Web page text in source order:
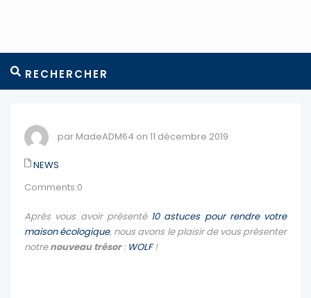
RECHERCHER
par MadeADM64 on 11 décembre 2019
NEWS
Comments:0
Après vous avoir présenté 10 astuces pour rendre votre
maison écologique, nous avons le plaisir de vous présenter
notrenouveau trésor: WOLF!